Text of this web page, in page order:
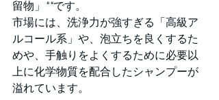
留物」**です。
市場には、洗浄力が強すぎる「高級ア
ルコール系」や、泡立ちを良くするた
めや、手触りをよくするために必要以
上に化学物質を配合したシャンプーが
溢れています。